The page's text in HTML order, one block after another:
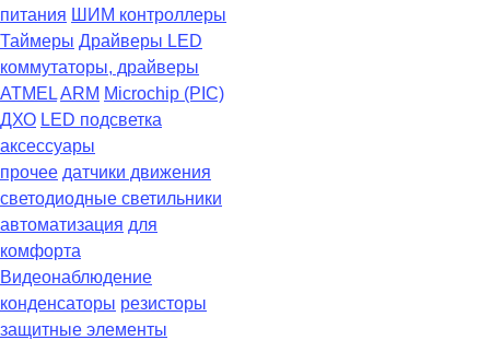
питания ШИМ контроллеры
Таймеры Драйверы LED
коммутаторы, драйверы
ATMELARM Microchip (PIC)
ДХО LED подсветка
аксессуары
прочее датчики движения
светодиодные светильники
автоматизация для
комфорта
Видеонаблюдение
конденсаторы резисторы
защитные элементы